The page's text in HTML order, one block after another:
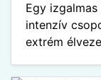
Egy
intenzív
extrém